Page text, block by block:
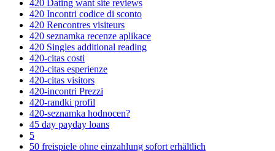
420 Dating want site reviews
420 Incontri codice di sconto
420 Rencontres visiteurs
420 seznamka recenze aplikace
420 Singles additional reading
420-citas costi
420-citas esperienze
420-citas visitors
420-incontri Prezzi
420-randki profil
420-seznamka hodnocen?
45 day payday loans
5
50 freispiele ohne einzahlung sofort erhältlich